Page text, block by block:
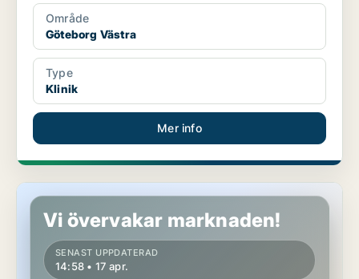
Område
Göteborg Västra
Type
Klinik
Mer info
Klinik i Göteborg Centrum
Vi övervakar marknaden!
SENAST UPPDATERAD
14:58 • 17 apr.